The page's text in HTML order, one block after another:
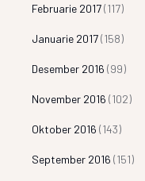
Februarie 2017(117)
Januarie 2017(158)
Desember 2016 (99)
November 2016 (102)
Oktober 2016 (143)
September 2016 (151)